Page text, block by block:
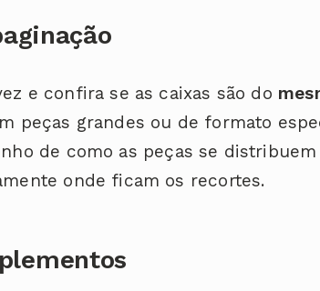
e confira se as caixas são do
peças grandes ou de formato
de como as peças se
onde ficam os recortes.